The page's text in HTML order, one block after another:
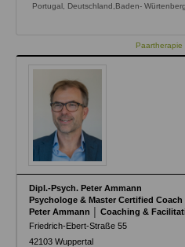
Portugal, Deutschland,Baden- Würtenberg
Dipl.-Psych. Peter Ammann
Psychologe & Master Certified Coach
Peter Ammann │ Coaching &
Friedrich-Ebert-Straße 55
42103 Wuppertal